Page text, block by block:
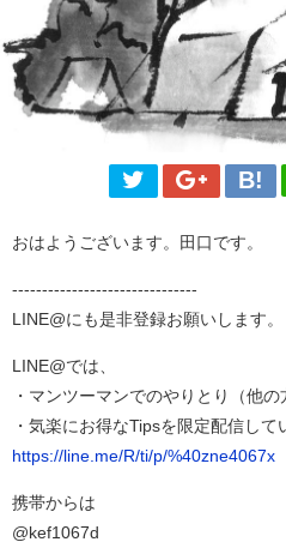
おはようございます。田口です。
-------------------------------
LINE@にも是非登録お願いします。
LINE@では、
・マンツーマンでのやりとり（他
・気楽にお得なTipsを限定配信して
https://line.me/R/ti/p/%40zne4067x
携帯からは
@kef1067d